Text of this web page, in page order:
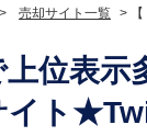
> 売却サイト一覧 >
上位表
イト